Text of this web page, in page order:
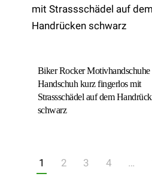
Biker Rocker Motivhandschuhe
Handschuh kurz fingerlos mit
Strassschädel auf dem
schwarz
1 2 3 4 …